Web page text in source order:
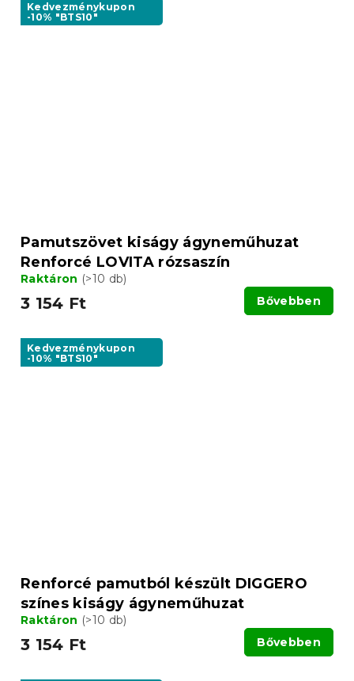
Kedvezménykupon
-10% "BTS10"
Pamutszövet kiságy ágyneműhuzat
Renforcé LOVITA rózsaszín
Raktáron (>10 db)
3 154 Ft Bővebben
Kedvezménykupon
-10% "BTS10"
Renforcé pamutból készült DIGGERO
színes kiságy ágyneműhuzat
Raktáron (>10 db)
3 154 Ft Bővebben